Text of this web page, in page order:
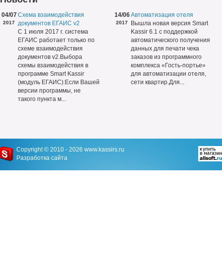
04/07
2017
Схема взаимодействия
документов ЕГАИС v2
С 1 июля 2017 г. система
ЕГАИС работает только по
схеме взаимодействия
документов v2.Выбора
схемы взаимодействия в
программе Smart Kassir
(модуль ЕГАИС):Если Вашей
версии программы, не
такого пункта м...
14/06
2017
Автоматизация отеля
Вышла новая версия Smart
Kassir 6.1 с поддержкой
автоматического получения
данных для печати чека
заказов из программного
комплекса «Гость-портье»
для автоматизации отеля,
сети квартир.Для...
Copyright © 2010 - 2026 www.kassirs.ru
Разработка сайта